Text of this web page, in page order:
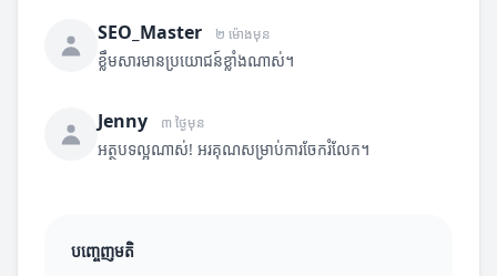
SEO_Master ២ ម៉ោងមុន
ខ្លឹមសារមានប្រយោជន៍ខ្លាំងណាស់។
Jenny ៣ ថ្ងៃមុន
អត្ថបទល្អណាស់! អរគុណសម្រាប់ការចែករំលែក។
បញ្ចេញមតិ